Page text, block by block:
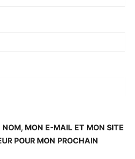
NOM, MON E-MAIL ET MON SITE
POUR MON PROCHAIN